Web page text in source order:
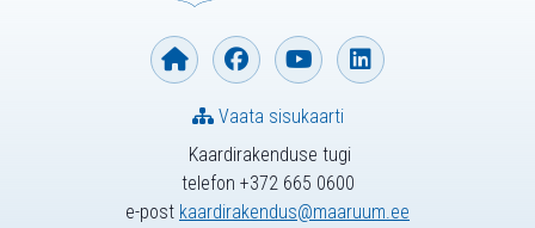
Kaardirakenduse tugi
telefon +372 665 0600
e-post kaardirakendus@maaruum.ee
Vaata sisukaarti